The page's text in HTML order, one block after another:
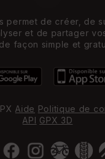
permet de créer, de
et de partager
de façon simple et
Aide Politique de
API GPX 3D